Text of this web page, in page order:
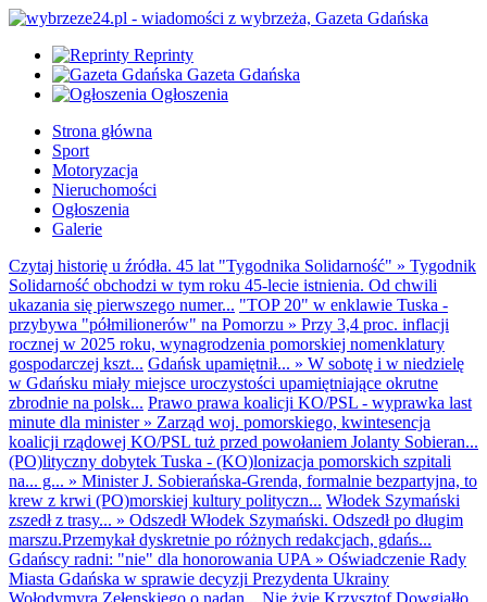
Reprinty
Gazeta Gdańska
Ogłoszenia
Strona główna
Sport
Motoryzacja
Nieruchomości
Ogłoszenia
Galerie
Czytaj historię u źródła. 45 lat "Tygodnika Solidarność" » Tygodnik
Solidarność obchodzi w tym roku 45-lecie istnienia. Od chwili
ukazania się pierwszego numer... "TOP 20" w enklawie Tuska -
przybywa "półmilionerów" na Pomorzu » Przy 3,4 proc. inflacji
rocznej w 2025 roku, wynagrodzenia pomorskiej nomenklatury
gospodarczej kszt... Gdańsk upamiętnił... » W sobotę i w niedzielę
w Gdańsku miały miejsce uroczystości upamiętniające okrutne
zbrodnie na polsk... Prawo prawa koalicji KO/PSL - wyprawka last
minute dla minister» Zarząd woj. pomorskiego, kwintesencja
koalicji rządowej KO/PSL tuż przed powołaniem Jolanty Sobieran...
(PO)lityczny dobytek Tuska - (KO)lonizacja pomorskich szpitali
na... g... » Minister J. Sobierańska-Grenda, formalnie bezpartyjna, to
krew z krwi (PO)morskiej kultury polityczn... Włodek Szymański
zszedł z trasy... » Odszedł Włodek Szymański. Odszedł po długim
marszu.Przemykał dyskretnie po różnych redakcjach, gdańs...
Gdańscy radni: "nie" dla honorowania UPA » Oświadczenie Rady
Miasta Gdańska w sprawie decyzji Prezydenta Ukrainy
Wołodymyra Zełenskiego o nadan... Nie żyje Krzysztof Dowgiałło,